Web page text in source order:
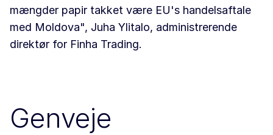
mængder papir takket være EU's handelsaftale
med Moldova", Juha Ylitalo, administrerende
direktør for Finha Trading.
Genveje